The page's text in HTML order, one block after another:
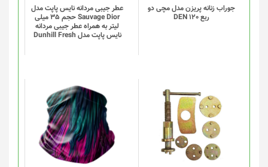
جوراب زنانه پریزن مدل مچی دو
ربع DEN 120
گزینه
ها
انتخاب
شوند
عطر جیبی مردانه نایس پاپت مدل
Sauvage Dior حجم 35 میلی
لیتر به همراه عطر جیبی مردانه
نایس پاپت مدل Dunhill Fresh
این
محصول
دارای
انواع
مختلفی
می